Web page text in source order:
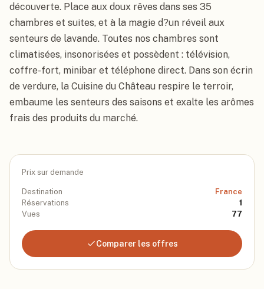
découverte. Place aux doux rêves dans ses 35
chambres et suites, et à la magie d?un réveil aux
senteurs de lavande. Toutes nos chambres sont
climatisées, insonorisées et possèdent : télévision,
coffre-fort, minibar et téléphone direct. Dans son écrin
de verdure, la Cuisine du Château respire le terroir,
embaume les senteurs des saisons et exalte les arômes
frais des produits du marché.
Prix sur demande
Destination
France
Réservations
1
Vues
77
Comparer les offres